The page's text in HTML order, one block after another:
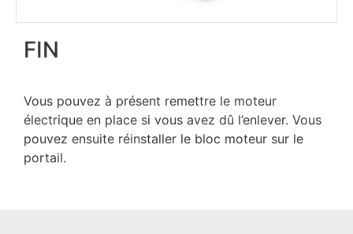
FIN
Vous pouvez à présent remettre le moteur
électrique en place si vous avez dû l’enlever. Vous
pouvez ensuite réinstaller le bloc moteur sur le
portail.